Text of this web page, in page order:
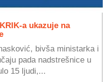
a ukazuje na
bivša ministarka i
pada nadstrešnice u
15 ljudi,...